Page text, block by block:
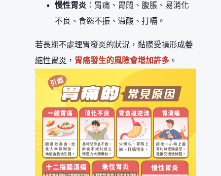
慢性胃炎 ：胃痛、胃悶、腹脹、易消化
不良、食慾不振、溢酸、打嗝。
若長期不處理胃發炎的狀況，黏膜受損形成萎
縮性胃炎 ， 胃癌發生的風險會增加許多 。